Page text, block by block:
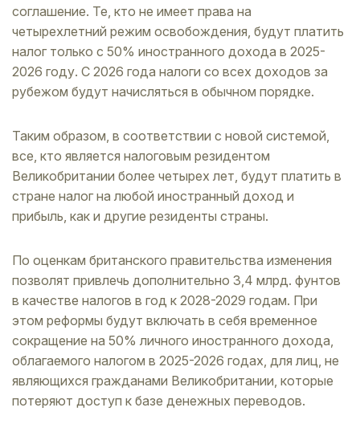
соглашение. Те, кто не имеет права на
четырехлетний режим освобождения, будут платить
налог только с 50% иностранного дохода в 2025-
2026 году. С 2026 года налоги со всех доходов за
рубежом будут начисляться в обычном порядке.
Таким образом, в соответствии с новой системой,
все, кто является налоговым резидентом
Великобритании более четырех лет, будут платить в
стране налог на любой иностранный доход и
прибыль, как и другие резиденты страны.
По оценкам британского правительства изменения
позволят привлечь дополнительно 3,4 млрд. фунтов
в качестве налогов в год к 2028-2029 годам. При
этом реформы будут включать в себя временное
сокращение на 50% личного иностранного дохода,
облагаемого налогом в 2025-2026 годах, для лиц, не
являющихся гражданами Великобритании, которые
потеряют доступ к базе денежных переводов.